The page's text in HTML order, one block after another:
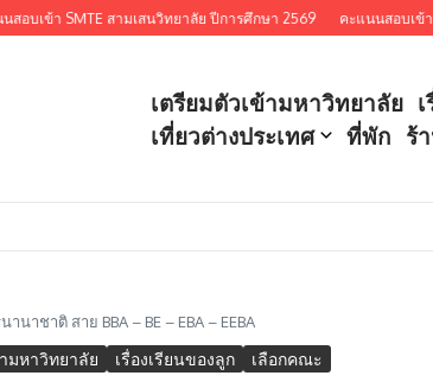
ข้า SMTE สามเสนวิทยาลัย ปีการศึกษา 2569 คะแนนสอบเข้า
เตรียมตัวเข้ามหาวิทยาลัย
เที่ยวต่างประเทศ
ที่พัก ร้
านาชาติ สาย BBA – BE – EBA – EEBA
มหาวิทยาลัย เรื่องเรียนของลูก เลือกคณะ